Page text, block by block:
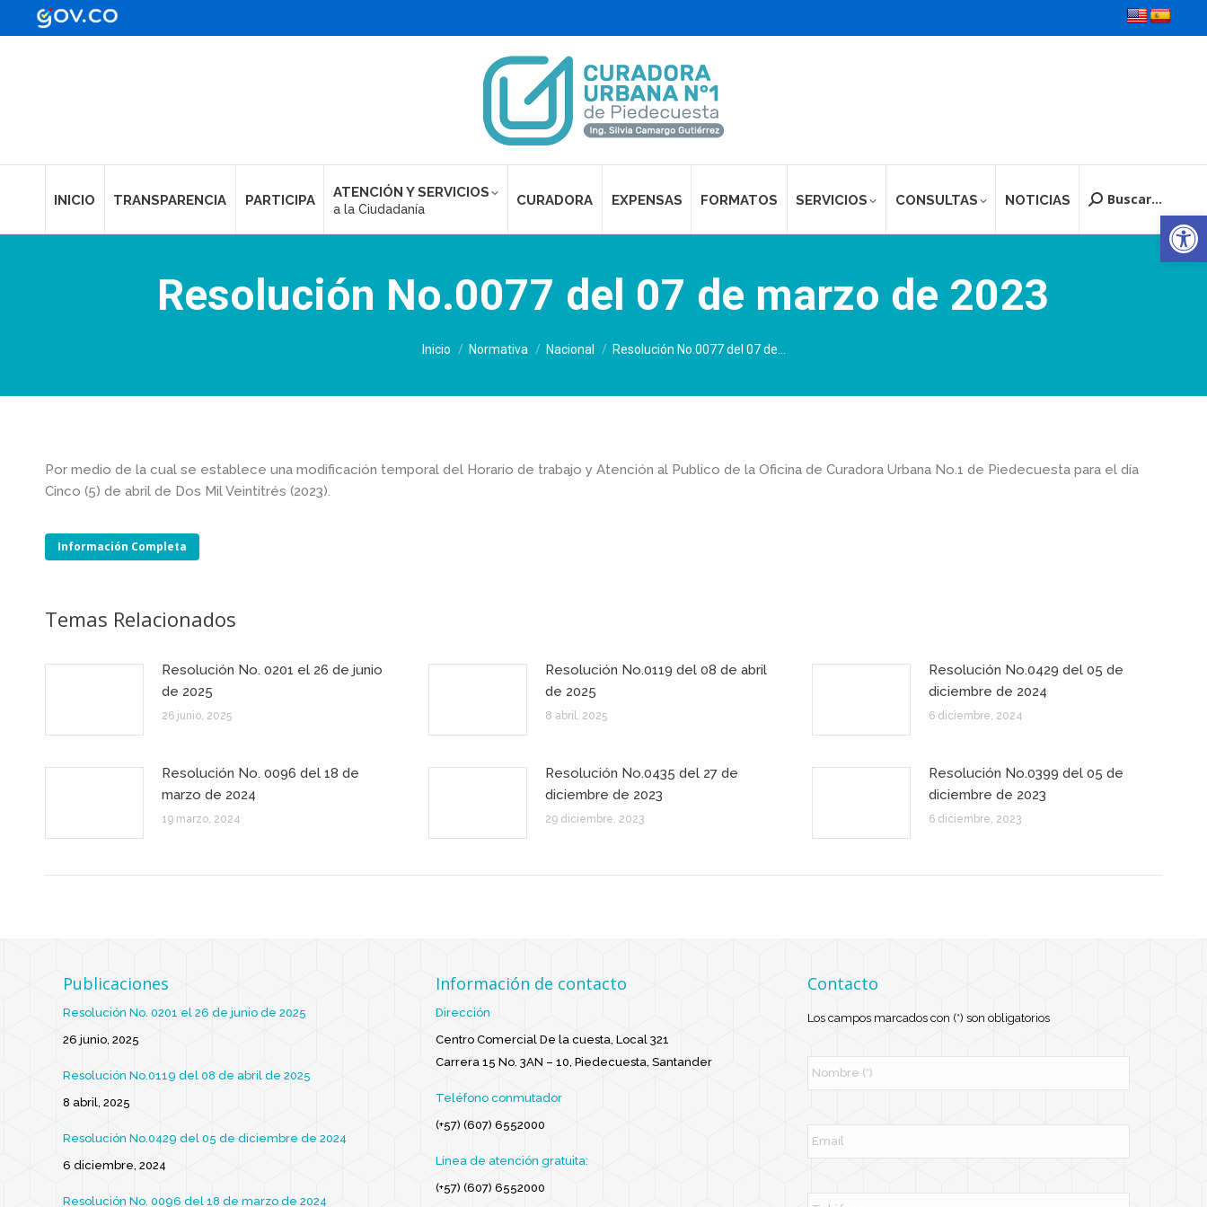
INICIO TRANSPARENCIA PARTICIPA ATENCIÓN Y SERVICIOS
a la Ciudadanía
CURADORA EXPENSAS FORMATOS SERVICIOS CONSULTAS NOTICIAS Buscar:
Buscar...
Resolución No.0077 del 07 de marzo de 2023
Inicio Normativa Nacional Resolución No.0077 del 07 de…
Por medio de la cual se establece una modificación temporal del Horario de trabajo y Atención al Publico de la Oficina de Curadora Urbana No.1 de Piedecuesta para el día
Cinco (5) de abril de Dos Mil Veintitrés (2023).
Información Completa
Temas Relacionados
Resolución No. 0201 el 26 de junio
de 2025
26 junio, 2025
Resolución No.0119 del 08 de abril
de 2025
8 abril, 2025
Resolución No.0429 del 05 de
diciembre de 2024
6 diciembre, 2024
Resolución No. 0096 del 18 de
marzo de 2024
19 marzo, 2024
Resolución No.0435 del 27 de
diciembre de 2023
29 diciembre, 2023
Resolución No.0399 del 05 de
diciembre de 2023
6 diciembre, 2023
Publicaciones
Resolución No. 0201 el 26 de junio de 2025
26 junio, 2025
Resolución No.0119 del 08 de abril de 2025
8 abril, 2025
Resolución No.0429 del 05 de diciembre de 2024
6 diciembre, 2024
Resolución No. 0096 del 18 de marzo de 2024
Información de contacto
Dirección
Centro Comercial De la cuesta, Local 321
Carrera 15 No. 3AN – 10, Piedecuesta, Santander
Teléfono conmutador
(+57) (607) 6552000
Línea de atención gratuita:
(+57) (607) 6552000
Contacto
Los campos marcados con (*) son obligatorios
o
em